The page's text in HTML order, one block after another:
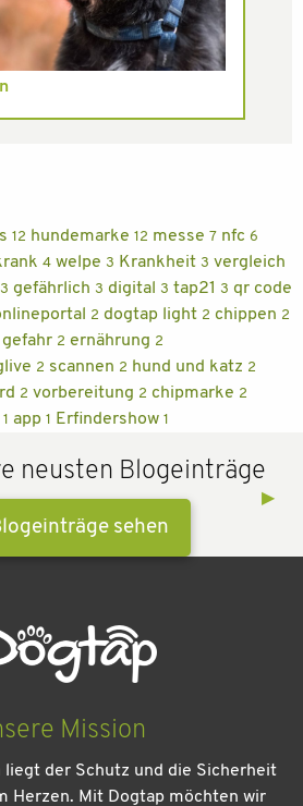
12 hundemarke 12 messe 7 nfc 6
4 welpe 3 Krankheit 3 vergleich
3 gefährlich 3 digital 3 tap21 3 qr code
2 dogtap light 2 chippen 2
gefahr 2 ernährung 2
2 scannen 2 hund und katz 2
2 vorbereitung 2 chipmarke 2
1 app 1 Erfindershow 1
neusten Blogeinträge
Next
▶︎
sehen
Mission
liegt der Schutz und die Sicherheit
Herzen. Mit Dogtap möchten wir